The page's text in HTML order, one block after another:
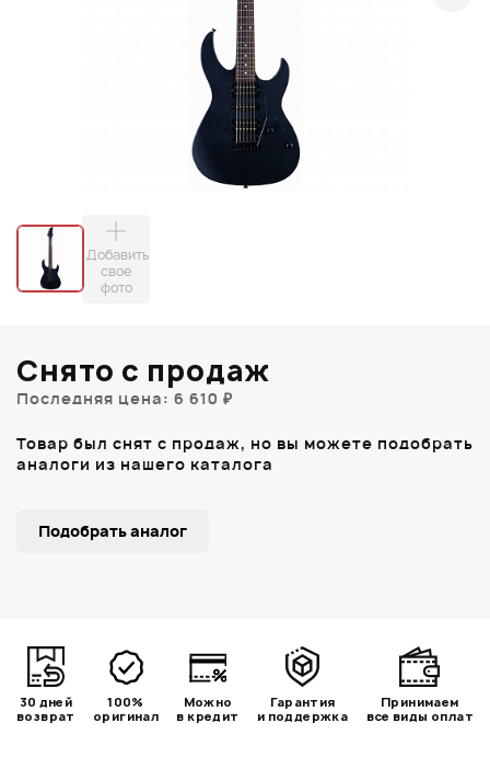
Добавить
свое
фото
Снято с продаж
Последняя цена: 6 610 ₽
Товар был снят с продаж, но вы можете подобрать
аналоги из нашего каталога
Подобрать аналог
30 дней
возврат
100%
оригинал
Можно
в кредит
Гарантия
и поддержка
Принимаем
все виды оплат